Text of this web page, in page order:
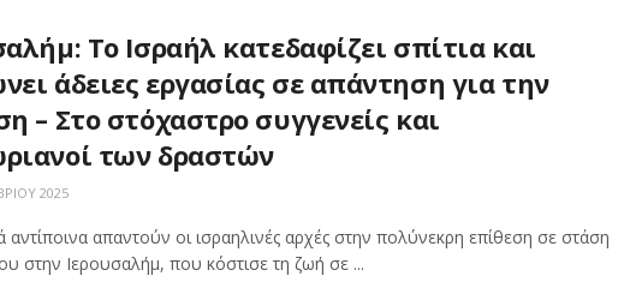
Το Ισραήλ κατεδαφίζει σπίτια και
άδειες εργασίας σε απάντηση για την
– Στο στόχαστρο συγγενείς και
των δραστών
2025
απαντούν οι ισραηλινές αρχές στην πολύνεκρη επίθεση σε στάση
στην Ιερουσαλήμ, που κόστισε τη ζωή σε ...